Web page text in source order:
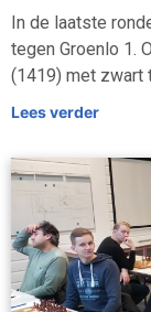
In de laatste
tegen Groenlo 1.
(1419) met zwart
Lees verder